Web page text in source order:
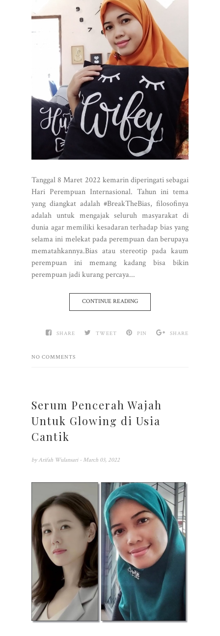
Tanggal 8 Maret 2022 kemarin diperingati sebagai
Hari Perempuan Internasional. Tahun ini tema
yang diangkat adalah #BreakTheBias, filosofinya
adalah untuk mengajak seluruh masyarakat di
dunia agar memiliki kesadaran terhadap bias yang
selama ini melekat pada perempuan dan berupaya
mematahkannya.Bias atau stereotip pada kaum
perempuan ini memang kadang bisa bikin
perempuan jadi kurang percaya...
CONTINUE READING
SHARE TWEET PIN SHARE
NO COMMENTS
Serum Pencerah Wajah
Untuk Glowing di Usia
Cantik
by Arifah Wulansari - March 03, 2022